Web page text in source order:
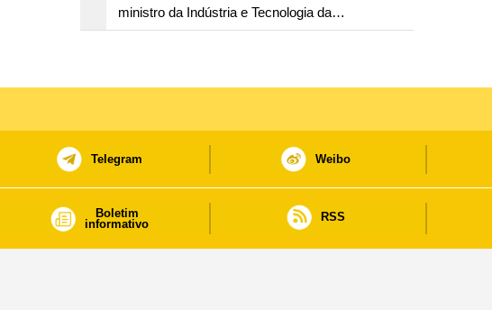
ministro da Indústria e Tecnologia da
Informação
Telegram Weibo
Boletim
informativo
RSS